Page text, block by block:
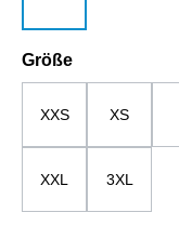
Größeauswählen
XXS XS
XXL 3XL